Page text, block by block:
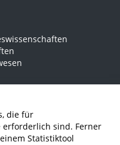
die für
sind. Ferner
Statistiktool